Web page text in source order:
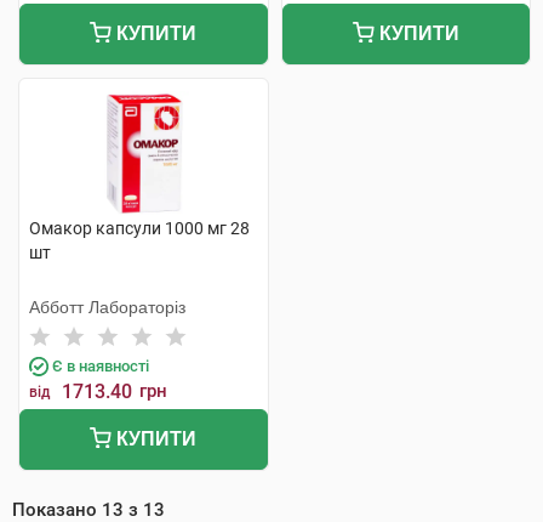
КУПИТИ КУПИТИ
Омакор капсули 1000 мг 28
шт
Абботт Лабораторіз
Є в наявності
від 1713.40 грн
КУПИТИ
Показано 13 з 13